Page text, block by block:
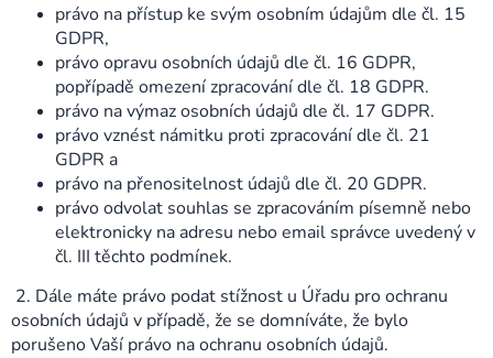
právo na přístup ke svým osobním údajům dle čl. 15
GDPR,
právo opravu osobních údajů dle čl. 16 GDPR,
popřípadě omezení zpracování dle čl. 18 GDPR.
právo na výmaz osobních údajů dle čl. 17 GDPR.
právo vznést námitku proti zpracování dle čl. 21
GDPR a
právo na přenositelnost údajů dle čl. 20 GDPR.
právo odvolat souhlas se zpracováním písemně nebo
elektronicky na adresu nebo email správce uvedený v
čl. III těchto podmínek.
2. Dále máte právo podat stížnost u Úřadu pro ochranu
osobních údajů v případě, že se domníváte, že bylo
porušeno Vaší právo na ochranu osobních údajů.